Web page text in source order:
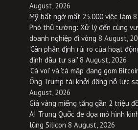
August, 2026
Mỹ bất ngờ mất 23.000 việc làm
Phó thủ tướng: Xử lý đến cùng
doanh nghiệp đi vòng 8 August,
'Cần phân định rủi ro của hoạt
định đầu tư sai' 8 August, 2026
'Cá voi' và 'cá mập' đang gom
Ông Trump tái khởi động nỗ lực
August, 2026
Giá vàng miếng tăng gần 2 triệu
AI Trung Quốc đe dọa mô hình
lũng Silicon 8 August, 2026